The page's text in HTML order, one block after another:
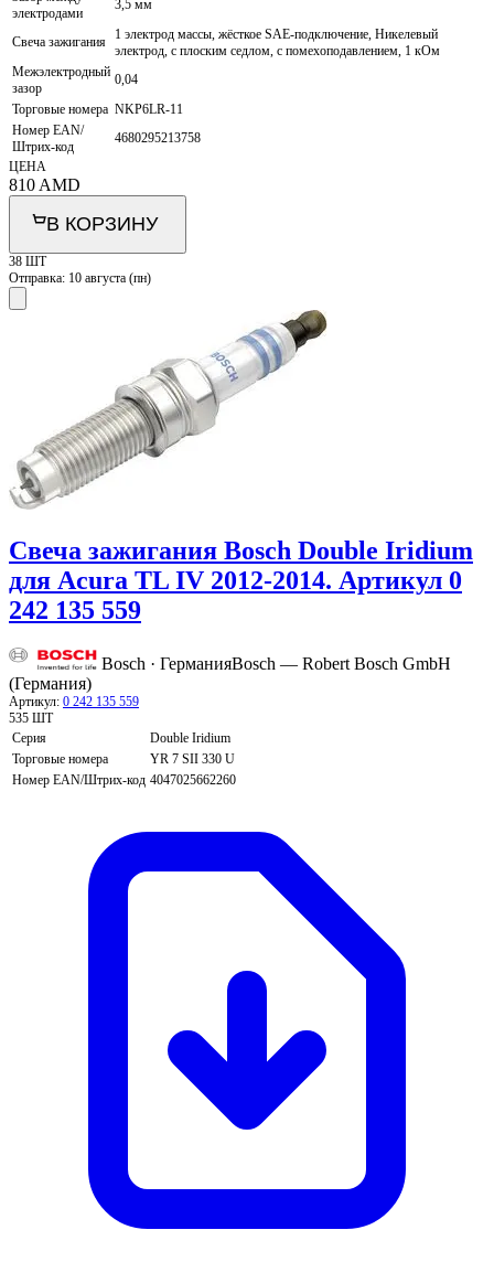
электродами
3,5 мм
Свеча зажигания
1 электрод массы, жёсткое SAE-подключение, Никелевый
электрод, с плоским седлом, с помехоподавлением, 1 кОм
Межэлектродный
зазор
0,04
Торговые номера NKP6LR-11
Номер EAN/
Штрих-код
4680295213758
ЦЕНА
810 AMD
В КОРЗИНУ
38 ШТ
Отправка: 10 августа (пн)
Свеча зажигания Bosch Double Iridium
для Acura TL IV 2012-2014. Артикул 0
242 135 559
Bosch · ГерманияBosch — Robert Bosch GmbH
(Германия)
Артикул: 0 242 135 559
535 ШТ
Серия
Double Iridium
Торговые номера
YR 7 SII 330 U
Номер EAN/Штрих-код 4047025662260